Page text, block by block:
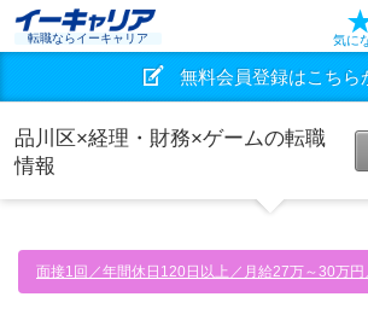
転職ならイーキャリア 気に
無料会員登録はこちら
品川区×経理・財務×ゲームの転職
情報
面接1回／年間休日120日以上／月給27万～30万円